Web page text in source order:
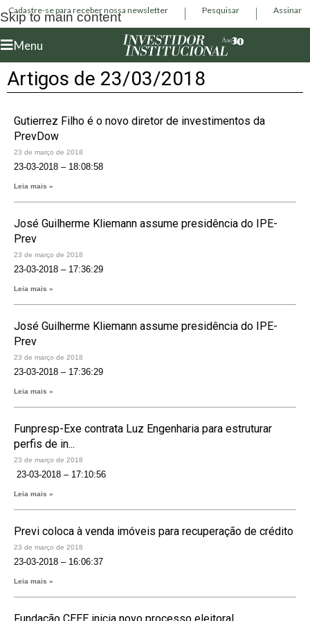
Skip to main content
Cadastre-se para receber nossa newsletter Pesquisar Assinar
Menu
Artigos de 23/03/2018
Gutierrez Filho é o novo diretor de investimentos da
PrevDow
23 de março de 2018
23-03-2018 – 18:08:58
Leia mais »
José Guilherme Kliemann assume presidência do IPE-
Prev
23 de março de 2018
23-03-2018 – 17:36:29
Leia mais »
José Guilherme Kliemann assume presidência do IPE-
Prev
23 de março de 2018
23-03-2018 – 17:36:29
Leia mais »
Funpresp-Exe contrata Luz Engenharia para estruturar
perfis de in...
23 de março de 2018
23-03-2018 – 17:10:56
Leia mais »
Previ coloca à venda imóveis para recuperação de crédito
23 de março de 2018
23-03-2018 – 16:06:37
Leia mais »